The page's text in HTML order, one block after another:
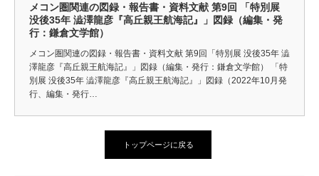
メコン圏関連の図録・報告書・資料文献 第9回 「特別展
没後35年 澁澤龍彦『高丘親王航海記』」図録（編集・発
行：鎌倉文学館）
メコン圏関連の図録・報告書・資料文献 第9回「特別展 没後35年 澁
澤龍彦『高丘親王航海記』」図録（編集・発行：鎌倉文学館） 「特
別展 没後35年 澁澤龍彦『高丘親王航海記』」図録（2022年10月発
行、編集・発行…
トップページに戻る